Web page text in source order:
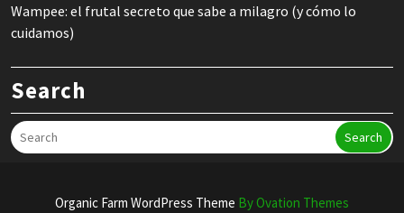
Wampee: el frutal secreto que sabe a milagro (y cómo lo
cuidamos)
Search
Search
Organic Farm WordPress Theme By Ovation Themes